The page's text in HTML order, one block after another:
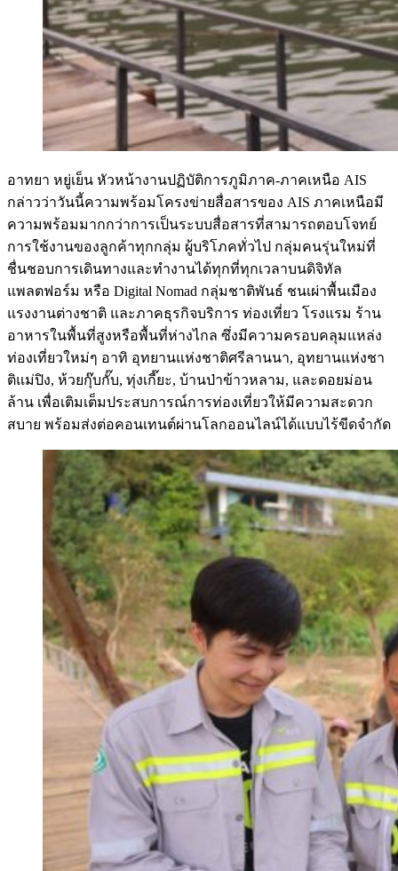
อาทยา หยู่เย็น หัวหน้างานปฏิบัติการภูมิภาค-ภาคเหนือ AIS
กล่าวว่าวันนี้ความพร้อมโครงข่ายสื่อสารของ AIS ภาคเหนือมี
ความพร้อมมากกว่าการเป็นระบบสื่อสารที่สามารถตอบโจทย์
การใช้งานของลูกค้าทุกกลุ่ม ผู้บริโภคทั่วไป กลุ่มคนรุ่นใหม่ที่
ชื่นชอบการเดินทางและทำงานได้ทุกที่ทุกเวลาบนดิจิทัล
แพลตฟอร์ม หรือ Digital Nomad กลุ่มชาติพันธ์ ชนเผ่าพื้นเมือง
แรงงานต่างชาติ และภาคธุรกิจบริการ ท่องเที่ยว โรงแรม ร้าน
อาหารในพื้นที่สูงหรือพื้นที่ห่างไกล ซึ่งมีความครอบคลุมแหล่ง
ท่องเที่ยวใหม่ๆ อาทิ อุทยานแห่งชาติศรีลานนา, อุทยานแห่งชา
ติแม่ปิง, ห้วยกุ๊บกั๊บ, ทุ่งเกี๊ยะ, บ้านป่าข้าวหลาม, และดอยม่อน
ล้าน เพื่อเติมเต็มประสบการณ์การท่องเที่ยวให้มีความสะดวก
สบาย พร้อมส่งต่อคอนเทนต์ผ่านโลกออนไลน์ได้แบบไร้ขีดจำกัด